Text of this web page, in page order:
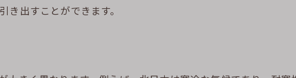
出すことができます。